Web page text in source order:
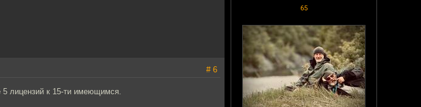
65
# 6
5 лицензий к 15-ти имеющимся.